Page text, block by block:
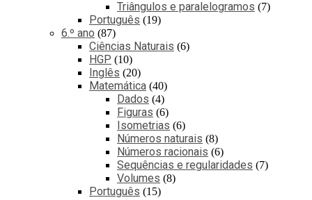
Triângulos e paralelogramos 7
Português 19
6.º ano 87
Ciências Naturais 6
HGP 10
Inglês 20
Matemática 40
Dados 4
Figuras 6
Isometrias 6
Números naturais 8
Números racionais 6
Sequências e regularidades 7
Volumes 8
Português 15